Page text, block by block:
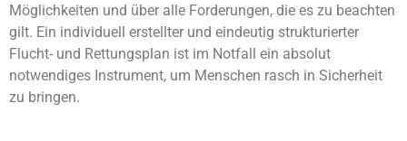
Möglichkeiten und über alle Forderungen, die es zu beachten
gilt. Ein individuell erstellter und eindeutig strukturierter
Flucht- und Rettungsplan ist im Notfall ein absolut
notwendiges Instrument, um Menschen rasch in Sicherheit
zu bringen.